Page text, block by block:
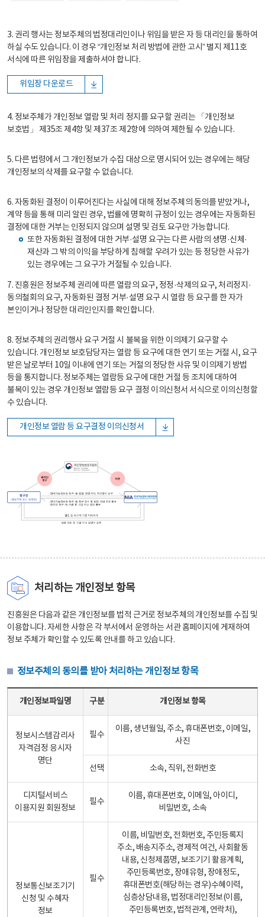
3. 권리 행사는 정보주체의 법정대리인이나 위임을 받은 자 등 대리인을 통하여
하실 수도 있습니다. 이 경우 “개인정보 처리 방법에 관한 고시” 별지 제11호
서식에 따른 위임장을 제출하셔야 합니다.
위임장 다운로드
4. 정보주체가 개인정보 열람 및 처리 정지를 요구할 권리는 「개인정보
보호법」 제35조 제4항 및 제37조 제2항에 의하여 제한될 수 있습니다.
5. 다른 법령에서 그 개인정보가 수집 대상으로 명시되어 있는 경우에는 해당
개인정보의 삭제를 요구할 수 없습니다.
6. 자동화된 결정이 이루어진다는 사실에 대해 정보주체의 동의를 받았거나,
계약 등을 통해 미리 알린 경우, 법률에 명확히 규정이 있는 경우에는 자동화된
결정에 대한 거부는 인정되지 않으며 설명 및 검토 요구만 가능합니다.
또한 자동화된 결정에 대한 거부·설명 요구는 다른 사람의 생명·신체·
재산과 그 밖의 이익을 부당하게 침해할 우려가 있는 등 정당한 사유가
있는 경우에는 그 요구가 거절될 수 있습니다.
7. 진흥원은 정보주체 권리에 따른 열람의 요구, 정정·삭제의 요구, 처리정지·
동의철회의 요구, 자동화된 결정 거부·설명 요구 시 열람 등 요구를 한 자가
본인이거나 정당한 대리인인지를 확인합니다.
8. 정보주체의 권리행사 요구 거절 시 불복을 위한 이의제기 요구할 수
있습니다. 개인정보 보호담당자는 열람 등 요구에 대한 연기 또는 거절 시, 요구
받은 날로부터 10일 이내에 연기 또는 거절의 정당한 사유 및 이의제기 방법
등을 통지합니다. 정보주체는 열람등 요구에 대한 거절 등 조치에 대하여
불복이 있는 경우 개인정보 열람등 요구 결정 이의신청서 서식으로 이의신청할
수 있습니다.
개인정보 열람 등 요구결정 이의신청서
처리하는 개인정보 항목
진흥원은 다음과 같은 개인정보를 법적 근거로 정보주체의 개인정보를 수집 및
이용합니다. 자세한 사항은 각 부서에서 운영하는 서관 홈페이지에 게재하여
정보 주체가 확인할 수 있도록 안내를 하고 있습니다.
정보주체의 동의를 받아 처리하는 개인정보 항목
개인정보파일명 구분 개인정보 항목
정보시스템감리사
자격검정 응시자
명단
필수
이름, 생년월일, 주소, 휴대폰번호, 이메일,
사진
선택 소속, 직위, 전화번호
디지털서비스
이용지원 회원정보
필수
이름, 휴대폰번호, 이메일, 아이디,
비밀번호, 소속
정보통신보조기기
신청 및 수혜자
정보
필수
이름, 비밀번호, 전화번호, 주민등록지
주소, 배송지주소, 경제적 여건, 사회활동
내용, 신청제품명, 보조기기 활용계획,
주민등록번호, 장애유형, 장애정도,
휴대폰번호(해당하는 경우)수혜이력,
심층상담내용, 법정대리인정보(이름,
주민등록번호, 법적관계, 연락처),